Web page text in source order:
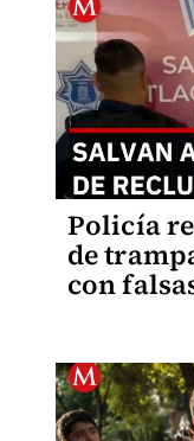
Policía
de
con